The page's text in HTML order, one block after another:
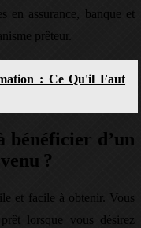
en assurance, banque et
prêteur.
: Ce Qu'il Faut
bénéficier d’un
?
et facile à obtenir. Vous
lorsque vous désirez